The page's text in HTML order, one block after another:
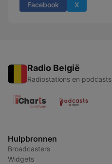
Facebook X
Radio België
Radiostations en podcasts
Hulpbronnen
Broadcasters
Widgets